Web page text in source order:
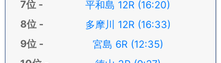
平和島 12R (16:20)
多摩川 12R (16:33)
宮島 6R (12:35)